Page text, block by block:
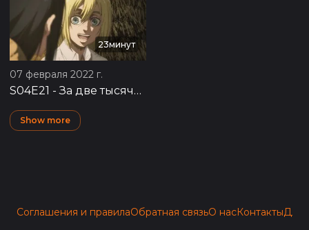
23минут
07 февраля 2022 г.
S04E21 - За две тысячи лет до тебя
Show more
Соглашения и правилаОбратная связьО насКонтактыДля